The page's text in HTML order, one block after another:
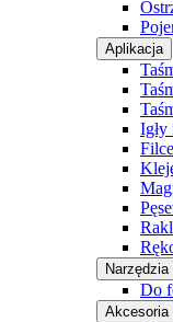
Aplikacja
Igły
Filce
Do
Akcesoria